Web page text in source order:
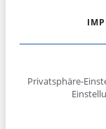
Privatsphäre-